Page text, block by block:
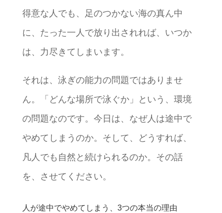
得意な人でも、足のつかない海の真ん中
に、たった一人で放り出されれば、いつか
は、力尽きてしまいます。
それは、泳ぎの能力の問題ではありませ
ん。「どんな場所で泳ぐか」という、環境
の問題なのです。今日は、なぜ人は途中で
やめてしまうのか。そして、どうすれば、
凡人でも自然と続けられるのか。その話
を、させてください。
人が途中でやめてしまう、3つの本当の理由